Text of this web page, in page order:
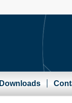
Downloads